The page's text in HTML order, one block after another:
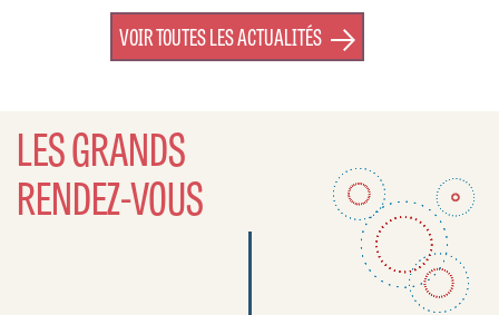
VOIR TOUTES LES ACTUALITÉS
LES GRANDS
RENDEZ-VOUS